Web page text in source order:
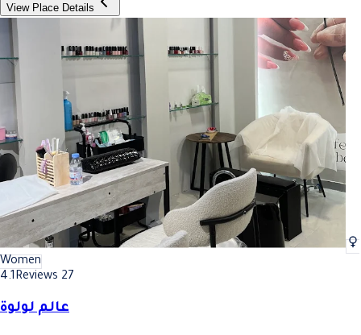
View Place Details
Women
4.1Reviews 27
عالم لولوة